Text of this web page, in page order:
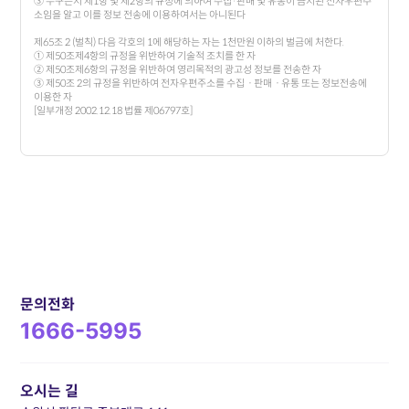
소임을 알고 이를 정보 전송에 이용하여서는 아니된다
제65조 2 (벌칙) 다음 각호의 1에 해당하는 자는 1천만원 이하의 벌금에 처한다.
① 제50조제4항의 규정을 위반하여 기술적 조치를 한 자
② 제50조제6항의 규정을 위반하여 영리목적의 광고성 정보를 전송한 자
③ 제50조 2의 규정을 위반하여 전자우편주소를 수집ㆍ판매ㆍ유통 또는 정보전송에
이용한 자
[일부개정 2002.12.18 법률 제06797호]
문의전화
1666-5995
오시는 길